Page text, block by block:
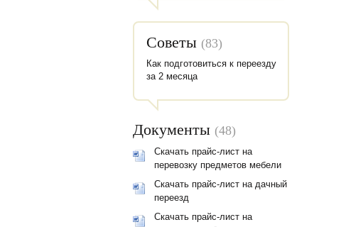
Советы (83)
Как подготовиться к переезду
за 2 месяца
Документы (48)
Скачать прайс-лист на
перевозку предметов мебели
Скачать прайс-лист на дачный
переезд
Скачать прайс-лист на